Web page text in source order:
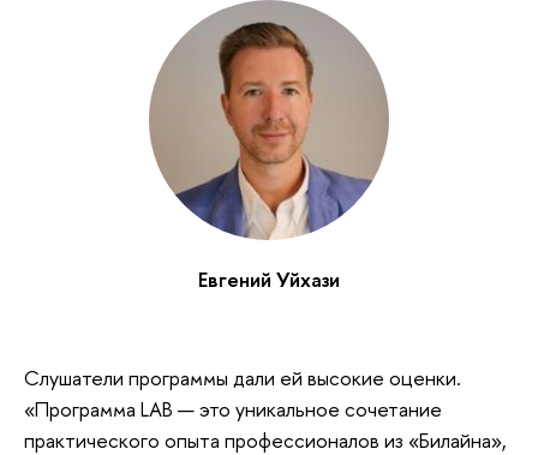
Евгений Уйхази
Слушатели программы дали ей высокие оценки.
«Программа LAB — это уникальное сочетание
практического опыта профессионалов из «Билайна»,